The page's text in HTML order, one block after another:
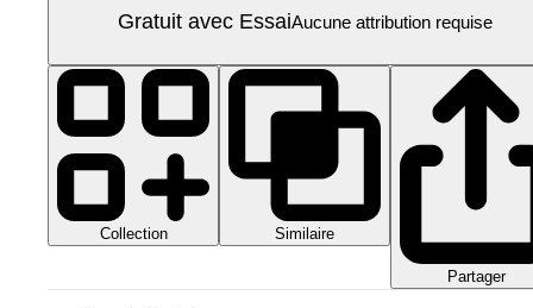
Gratuit avec EssaiAucune attribution requise
Collection Similaire
Partager